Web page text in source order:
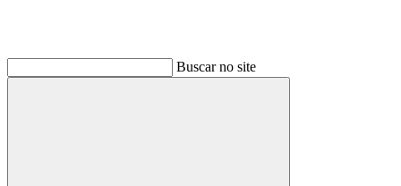
Buscar no site